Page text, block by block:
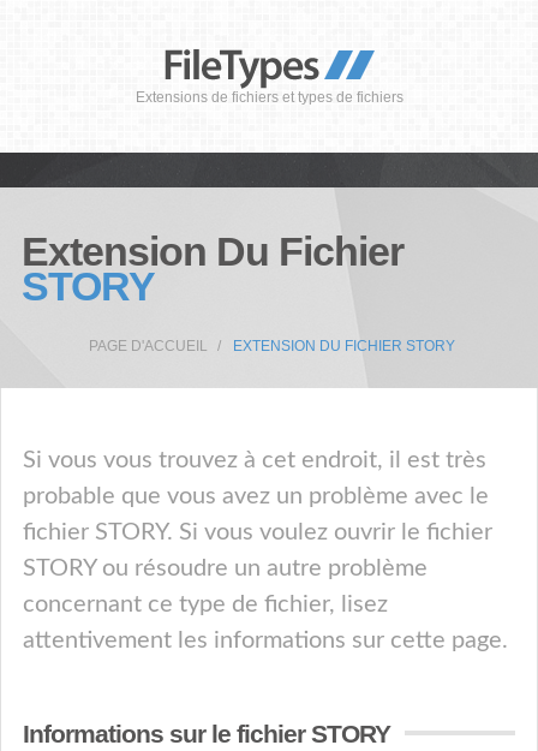
Extensions de fichiers et types de fichiers
Extension Du Fichier
STORY
PAGE D'ACCUEIL EXTENSION DU FICHIER STORY
Si vous vous trouvez à cet endroit, il est très
probable que vous avez un problème avec le
fichier STORY. Si vous voulez ouvrir le fichier
STORY ou résoudre un autre problème
concernant ce type de fichier, lisez
attentivement les informations sur cette page.
Informations sur le fichier STORY